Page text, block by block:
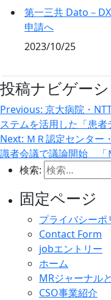
第一三共 Dato－
申請へ
2023/10/25
投稿ナビゲー
Previous: 京大病院・
ステムを活用した「患
Next: ＭＲ認定センタ
識者会議で議論開始 「
検索:
固定ページ
プライバシーポ
Contact Form
jobエントリー
ホーム
MRジャーナル
CSO事業紹介